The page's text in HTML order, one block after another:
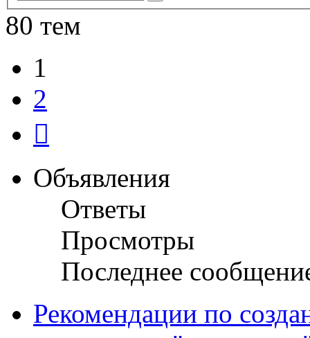
80 тем
1
2
Объявления
Ответы
Просмотры
Последнее
Рекомендации по